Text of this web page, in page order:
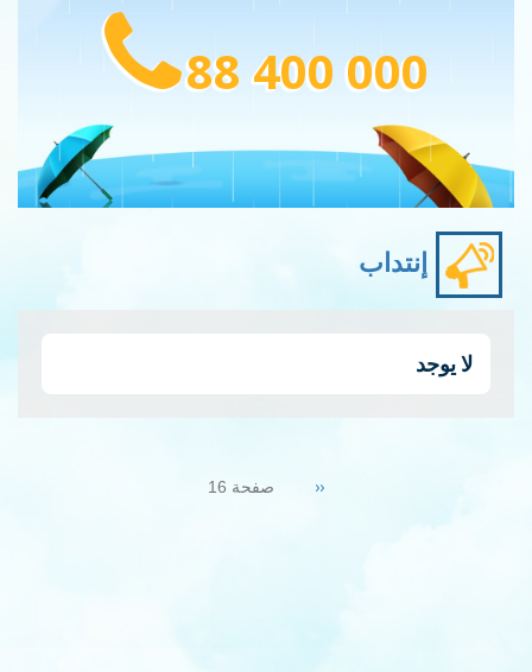
88 400 000
إنتداب
لا يوجد
Previous
‹‹ صفحة 16